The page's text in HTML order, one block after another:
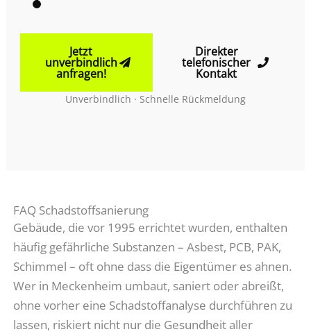
Jetzt
unverbindlich
anfragen!
Direkter
telefonischer
Kontakt
Unverbindlich · Schnelle Rückmeldung
FAQ Schadstoffsanierung
Gebäude, die vor 1995 errichtet wurden, enthalten
häufig gefährliche Substanzen – Asbest, PCB, PAK,
Schimmel – oft ohne dass die Eigentümer es ahnen.
Wer in Meckenheim umbaut, saniert oder abreißt,
ohne vorher eine Schadstoffanalyse durchführen zu
lassen, riskiert nicht nur die Gesundheit aller